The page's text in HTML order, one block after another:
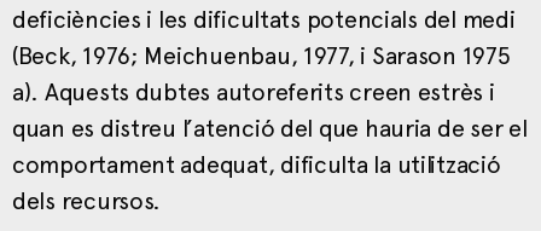
deficiències i les dificultats potencials del medi
(Beck, 1976; Meichuenbau, 1977, i Sarason 1975
a). Aquests dubtes autoreferits creen estrès i
quan es distreu l’atenció del que hauria de ser el
comportament adequat, dificulta la utilització
dels recursos.